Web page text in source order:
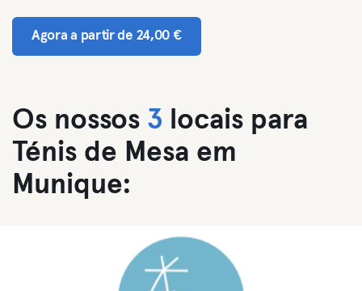
Agora a partir de 24,00 €
Os nossos 3 locais para
Ténis de Mesa em
Munique: